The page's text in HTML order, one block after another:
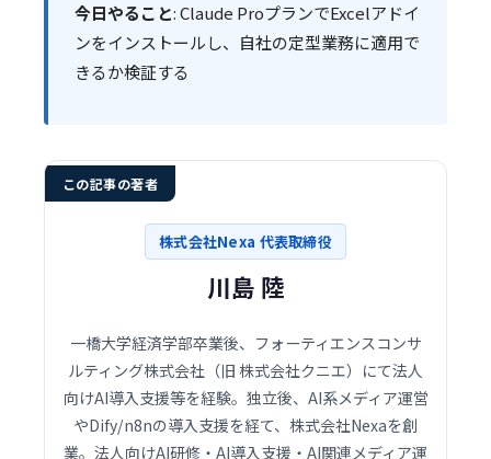
今日やること: Claude ProプランでExcelアドイ
ンをインストールし、自社の定型業務に適用で
きるか検証する
この記事の著者
株式会社Nexa 代表取締役
川島 陸
一橋大学経済学部卒業後、フォーティエンスコンサ
ルティング株式会社（旧 株式会社クニエ）にて法人
向けAI導入支援等を経験。独立後、AI系メディア運営
やDify/n8nの導入支援を経て、株式会社Nexaを創
業。法人向けAI研修・AI導入支援・AI関連メディア運